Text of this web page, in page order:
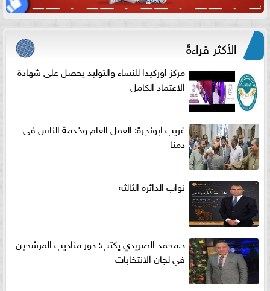
الأكثر قراءةً
مركز اوركيدا للنساء والتوليد يحصل على شهادة
الاعتماد الكامل
غريب ابونجرة: العمل العام وخدمة الناس فى
دمنا
نواب الدائره الثالثه
د.محمد الصريدي يكتب: دور مناديب المرشحين
في لجان الانتخابات